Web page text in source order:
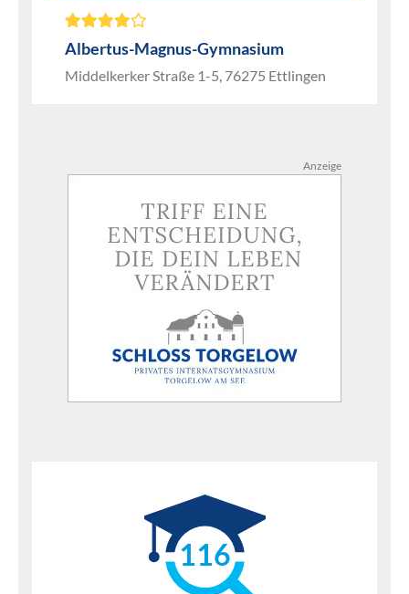
Albertus-Magnus-Gymnasium
Middelkerker Straße 1-5, 76275 Ettlingen
Anzeige
116